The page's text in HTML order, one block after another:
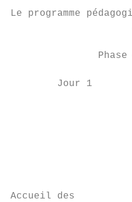
Le programme
Phase
Jour 1
Accueil des